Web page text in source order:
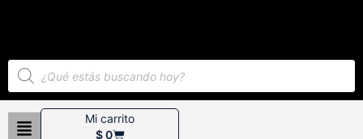
Mi carrito
$0